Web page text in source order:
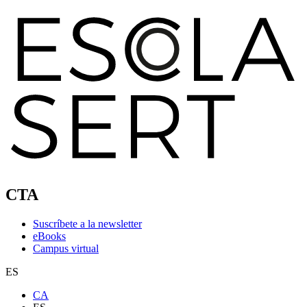
CTA
Suscríbete a la newsletter
eBooks
Campus virtual
ES
CA